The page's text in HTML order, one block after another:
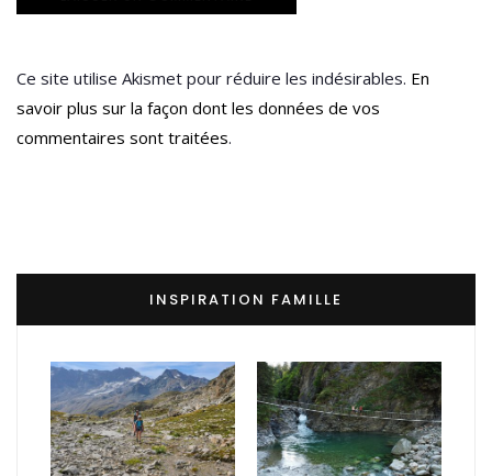
Ce site utilise Akismet pour réduire les indésirables. En
savoir plus sur la façon dont les données de vos
commentaires sont traitées.
INSPIRATION FAMILLE